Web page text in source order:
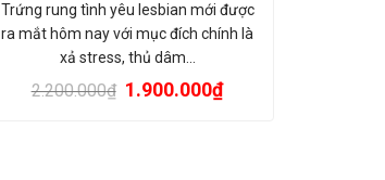
Trứng rung tình yêu lesbian mới được
ra mắt hôm nay với mục đích chính là
xả stress, thủ dâm…
2.200.000₫ 1.900.000₫